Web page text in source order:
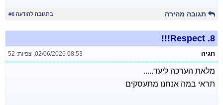
תגובה מהירה בתגובה להודעה #6
8.
חגיה 02/06/2026 08:53
, צפיות: 52
מלאת הערכה ליעד.....
תראי במה אנחנו מתעסקים